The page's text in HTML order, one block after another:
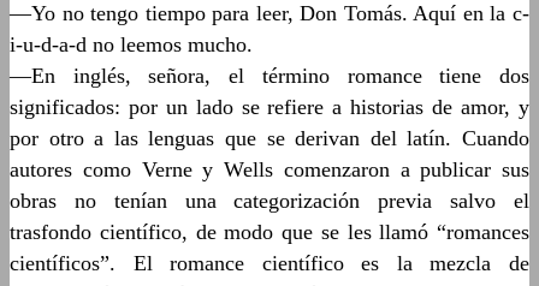
—Yo no tengo tiempo para leer, Don Tomás. Aquí en la c-
i-u-d-a-d no leemos mucho.
—En inglés, señora, el término romance tiene dos
significados: por un lado se refiere a historias de amor, y
por otro a las lenguas que se derivan del latín. Cuando
autores como Verne y Wells comenzaron a publicar sus
obras no tenían una categorización previa salvo el
trasfondo científico, de modo que se les llamó “romances
científicos”. El romance científico es la mezcla de